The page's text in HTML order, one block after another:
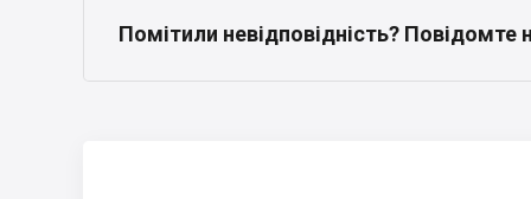
Помітили невідповідність? Повідомте